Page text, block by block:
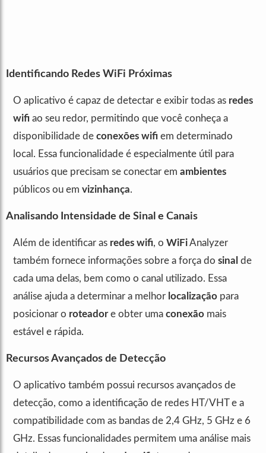
Identificando Redes WiFi Próximas
O aplicativo é capaz de detectar e exibir todas as redes
wifi ao seu redor, permitindo que você conheça a
disponibilidade de conexões wifi em determinado
local. Essa funcionalidade é especialmente útil para
usuários que precisam se conectar em ambientes
públicos ou em vizinhança.
Analisando Intensidade de Sinal e Canais
Além de identificar as redes wifi, o WiFiAnalyzer
também fornece informações sobre a força do sinal de
cada uma delas, bem como o canal utilizado. Essa
análise ajuda a determinar a melhor localização para
posicionar o roteadore obter uma conexão mais
estável e rápida.
Recursos Avançados de Detecção
O aplicativo também possui recursos avançados de
detecção, como a identificação de redes HT/VHT e a
compatibilidade com as bandas de 2,4 GHz, 5 GHz e 6
GHz. Essas funcionalidades permitem uma análise mais